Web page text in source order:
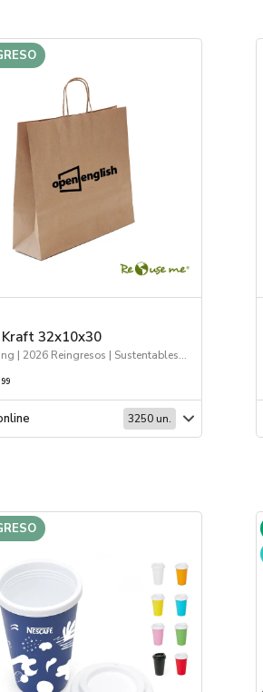
32x10x30
Packaging | 2026 Reingresos | Sustentables | Bolsas y Tote Bags
99
3250 un.